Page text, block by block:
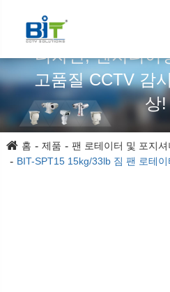
디자인, 엔지니어
고품질 CCTV 감
상!
홈 제품
팬 로테이터 및 포지셔
BIT-SPT15 15kg/33lb 짐 팬 로테